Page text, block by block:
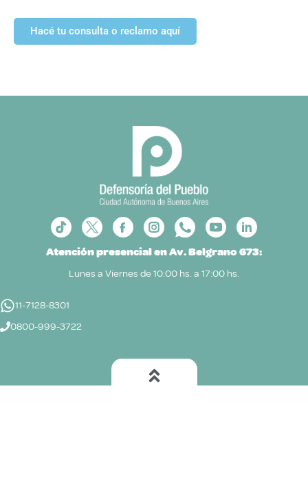
Hacé tu consulta o reclamo aquí
Atención presencial en Av. Belgrano 673:
Lunes a Viernes de 10:00 hs. a 17:00 hs.
11-7128-8301
0800-999-3722